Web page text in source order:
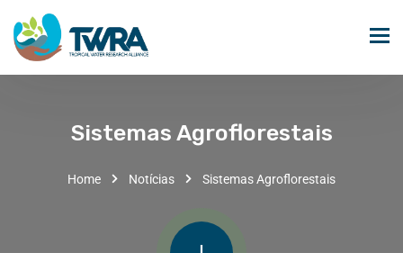
Sistemas Agroflorestais
Home Notícias Sistemas Agroflorestais